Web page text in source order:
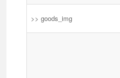
>> goods_img